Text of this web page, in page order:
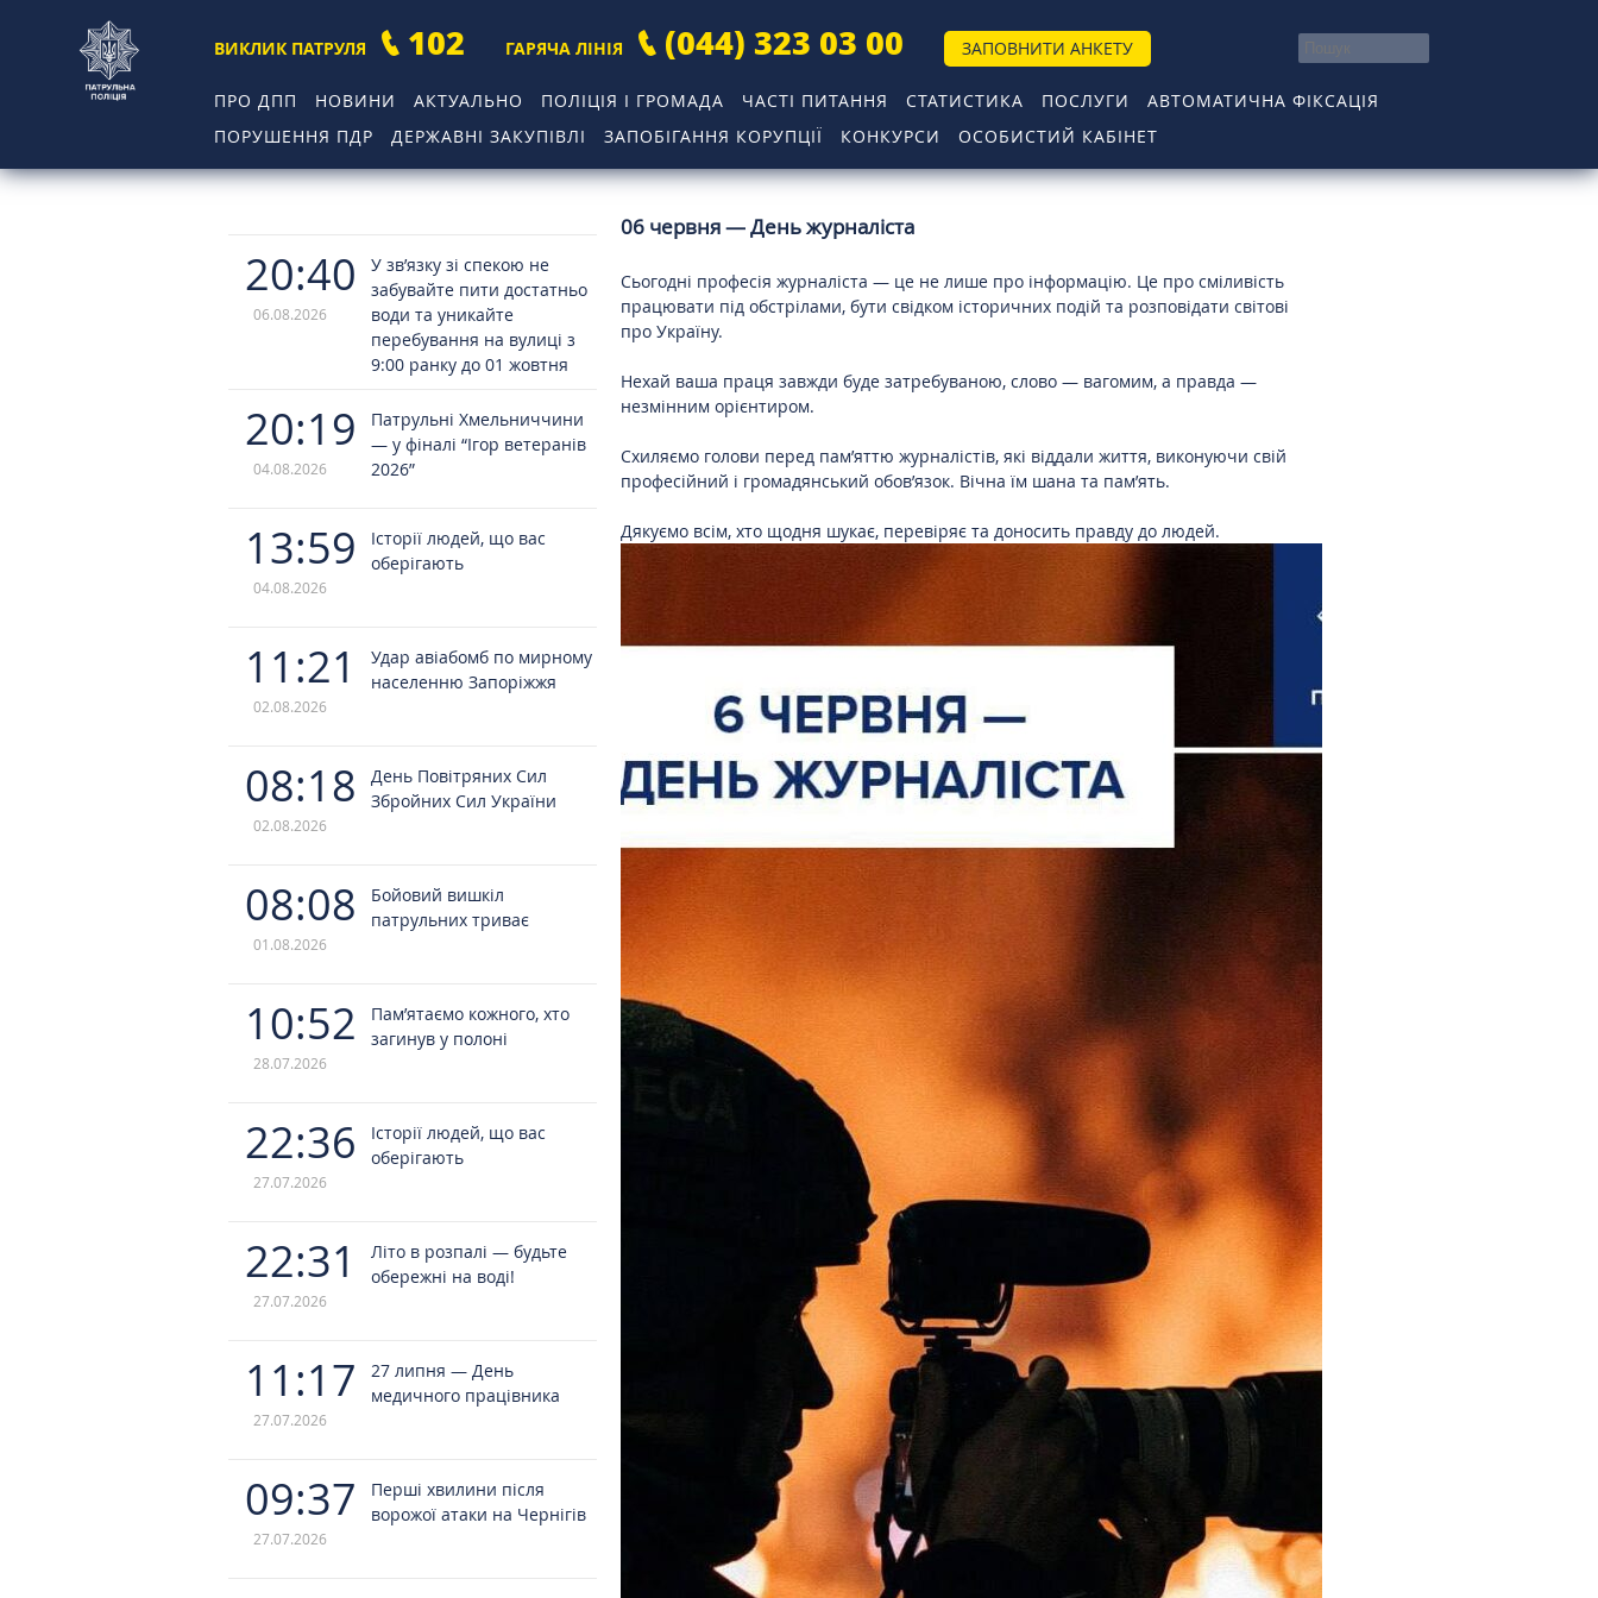
ВИКЛИК ПАТРУЛЯ 102 ГАРЯЧА ЛІНІЯ (044) 323 03 00 ЗАПОВНИТИ АНКЕТУ
ПРО ДПП НОВИНИ АКТУАЛЬНО ПОЛІЦІЯ І ГРОМАДА ЧАСТІ ПИТАННЯ СТАТИСТИКА ПОСЛУГИ
АВТОМАТИЧНА ФІКСАЦІЯ
ПОРУШЕННЯ ПДР
ДЕРЖАВНІ ЗАКУПІВЛІ ЗАПОБІГАННЯ КОРУПЦІЇ КОНКУРСИ ОСОБИСТИЙ КАБІНЕТ
20:40
06.08.2026
У зв’язку зі спекою не
забувайте пити достатньо
води та уникайте
перебування на вулиці з
9:00 ранку до 01 жовтня
20:19
04.08.2026
Патрульні Хмельниччини
— у фіналі “Ігор ветеранів
2026”
13:59
04.08.2026
Історії людей, що вас
оберігають
11:21
02.08.2026
Удар авіабомб по мирному
населенню Запоріжжя
08:18
02.08.2026
День Повітряних Сил
Збройних Сил України
08:08
01.08.2026
Бойовий вишкіл
патрульних триває
10:52
28.07.2026
Пам’ятаємо кожного, хто
загинув у полоні
22:36
27.07.2026
Історії людей, що вас
оберігають
22:31
27.07.2026
Літо в розпалі — будьте
обережні на воді!
11:17
27.07.2026
27 липня — День
медичного працівника
09:37
27.07.2026
Перші хвилини після
ворожої атаки на Чернігів
06 червня — День журналіста
Сьогодні професія журналіста — це не лише про інформацію. Це про сміливість
працювати під обстрілами, бути свідком історичних подій та розповідати світові
про Україну.
Нехай ваша праця завжди буде затребуваною, слово — вагомим, а правда —
незмінним орієнтиром.
Схиляємо голови перед пам’яттю журналістів, які віддали життя, виконуючи свій
професійний і громадянський обов’язок. Вічна їм шана та пам’ять.
Дякуємо всім, хто щодня шукає, перевіряє та доносить правду до людей.